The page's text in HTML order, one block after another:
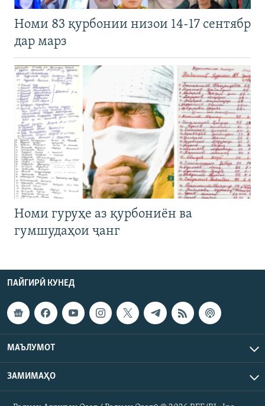
Номи 83 қурбонии низои 14-17 сентябр
дар марз
Номи гуруҳе аз қурбониён ва
гумшудаҳои ҷанг
ПАЙГИРӢ КУНЕД
МАЪЛУМОТ
ЗАМИМАҲО